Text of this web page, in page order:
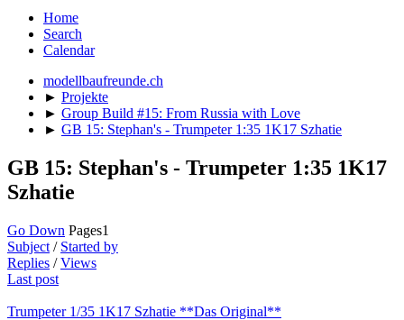
Home
Search
Calendar
modellbaufreunde.ch
► Projekte
► Group Build #15: From Russia with Love
► GB 15: Stephan's - Trumpeter 1:35 1K17 Szhatie
GB 15: Stephan's - Trumpeter 1:35 1K17
Szhatie
Go Down Pages1
Subject / Started by
Replies /Views
Last post
Trumpeter 1/35 1K17 Szhatie **Das Original**